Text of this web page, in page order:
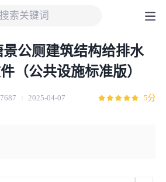
公厕建筑结构给排水
（公共设施标准版）
2025-04-07 5分